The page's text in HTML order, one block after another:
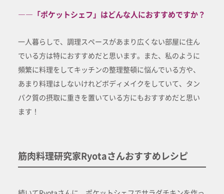
――「ポケットシェフ」はどんな人におすすめですか？
一人暮らしで、調理スペースがあまり広くない部屋に住ん
でいる方は特におすすめだと思います。また、私のように
頻繁に料理をしてキッチンの整理整頓に悩んでいる方や、
あまり料理はしないけれどボディメイクをしていて、タン
パク質の摂取に重きを置いている方にもおすすめだと思い
ます！
筋肉料理研究家Ryotaさんおすすめレシピ